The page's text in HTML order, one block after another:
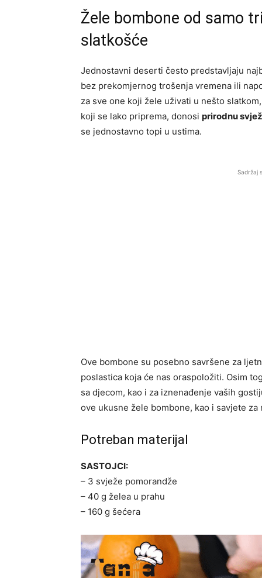
Žele bombone od samo
slatkošće
Jednostavni deserti često predstavljaju
bez prekomjernog trošenja vremena ili
za sve one koji žele uživati u nešto
koji se lako priprema, donosi prirodnu
se jednostavno topi u ustima.
Sadržaj
Ove bombone su posebno savršene za
poslastica koja će nas oraspoložiti. Osim
sa djecom, kao i za iznenađenje vaših
ove ukusne žele bombone, kao i savjete
Potreban materijal
SASTOJCI:
– 3 svježe pomorandže
– 40 g želea u prahu
– 160 g šećera